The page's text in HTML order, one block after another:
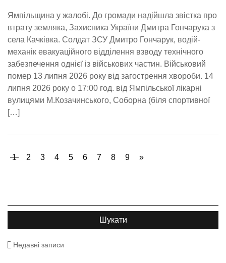
Ямпільщина у жалобі. До громади надійшла звістка про
втрату земляка, Захисника України Дмитра Гончарука з
села Качківка. Солдат ЗСУ Дмитро Гончарук, водій-
механік евакуаційного відділення взводу технічного
забезпечення однієї із військових частин. Військовий
помер 13 липня 2026 року від загострення хвороби. 14
липня 2026 року о 17:00 год. від Ямпільської лікарні
вулицями М.Козачинського, Соборна (біля спортивної
[…]
1 2 3 4 5 6 7 8 9 »
Недавні записи